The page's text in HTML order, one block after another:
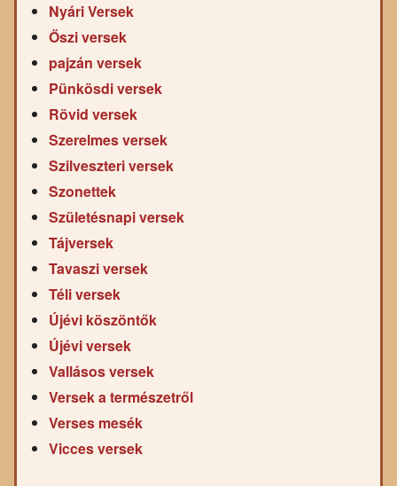
Nyári Versek
Őszi versek
pajzán versek
Pünkösdi versek
Rövid versek
Szerelmes versek
Szilveszteri versek
Szonettek
Születésnapi versek
Tájversek
Tavaszi versek
Téli versek
Újévi köszöntők
Újévi versek
Vallásos versek
Versek a természetről
Verses mesék
Vicces versek